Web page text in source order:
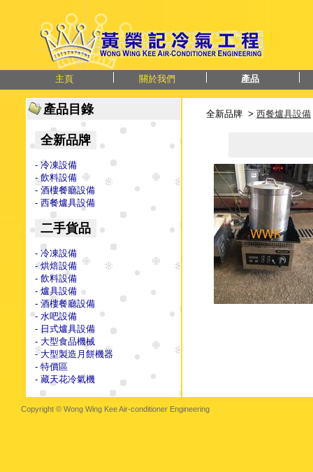
主頁 關於我們 產品
產品目錄
全新品牌
- 冷凍設備
- 飲料設備
- 酒樓餐廳設備
- 西餐爐具設備
二手貨品
- 冷凍設備
- 烘焙設備
- 飲料設備
- 爐具設備
- 酒樓餐廳設備
- 水吧設備
- 日式爐具設備
- 大型食品機械
- 大型製造月餅機器
- 特價區
- 藏天花冷氣機
全新品牌 > 西餐爐具設備
Copyright © Wong Wing Kee Air-conditioner Engineering